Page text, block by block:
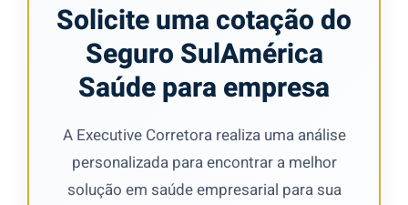
Solicite uma cotação do
Seguro SulAmérica
Saúde para empresa
A Executive Corretora realiza uma análise
personalizada para encontrar a melhor
solução em saúde empresarial para sua